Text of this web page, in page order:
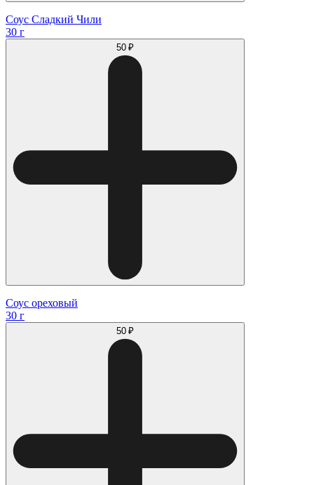
Соус Сладкий Чили
30 г
50 ₽
Соус ореховый
30 г
50 ₽